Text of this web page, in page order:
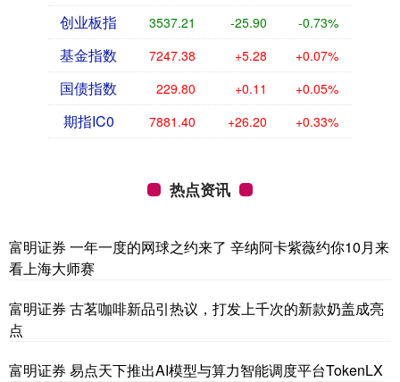
创业板指 3537.21 -25.90 -0.73%
基金指数 7247.38 +5.28 +0.07%
国债指数 229.80 +0.11 +0.05%
期指IC0 7881.40 +26.20 +0.33%
热点资讯
富明证券 一年一度的网球之约来了 辛纳阿卡紫薇约你10月来
看上海大师赛
富明证券 古茗咖啡新品引热议，打发上千次的新款奶盖成亮
点
富明证券 易点天下推出AI模型与算力智能调度平台TokenLX